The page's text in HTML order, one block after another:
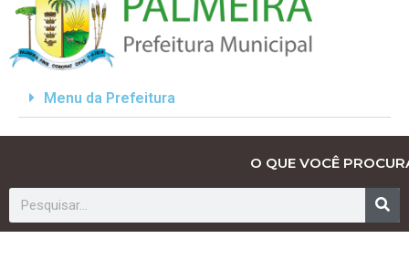
Menu da Prefeitura
O QUE VOCÊ